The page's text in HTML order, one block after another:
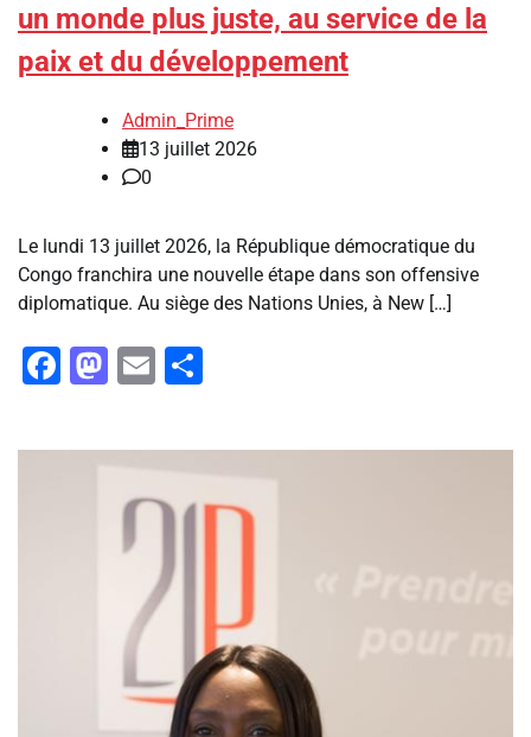
un monde plus juste, au service de la
paix et du développement
Admin_Prime
13 juillet 2026
0
Le lundi 13 juillet 2026, la République démocratique du
Congo franchira une nouvelle étape dans son offensive
diplomatique. Au siège des Nations Unies, à New […]
Facebook
Mastodon
Email